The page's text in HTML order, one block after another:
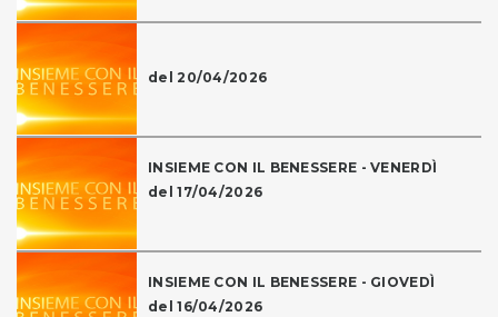
del 20/04/2026
INSIEME CON IL BENESSERE - VENERDÌ
del 17/04/2026
INSIEME CON IL BENESSERE - GIOVEDÌ
del 16/04/2026